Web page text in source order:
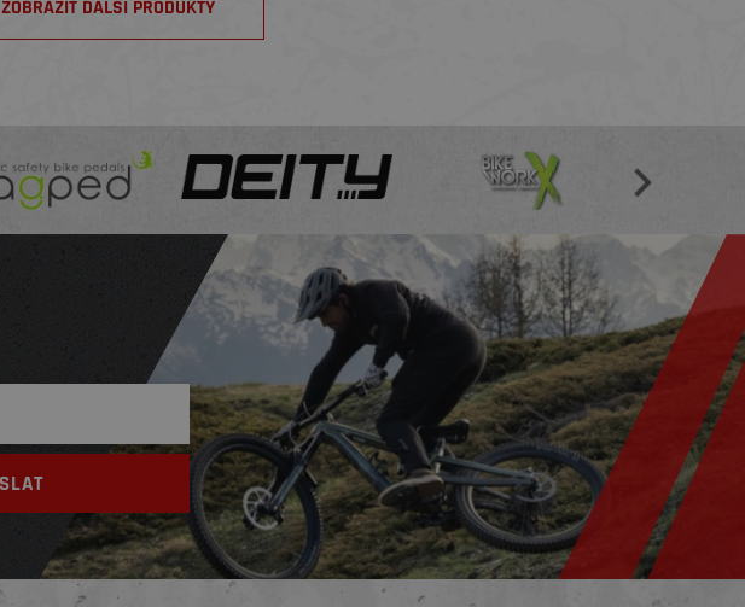
ZOBRAZIT DALŠÍ PRODUKTY